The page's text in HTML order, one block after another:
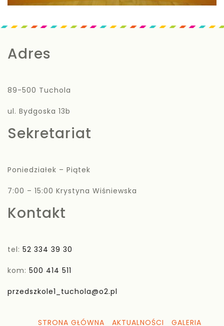
Adres
89-500 Tuchola
ul. Bydgoska 13b
Sekretariat
Poniedziałek – Piątek
7:00 – 15:00 Krystyna Wiśniewska
Kontakt
tel: 52 334 39 30
kom: 500 414 511
przedszkole1_tuchola@o2.pl
STRONA GŁÓWNA AKTUALNOŚCI GALERIA